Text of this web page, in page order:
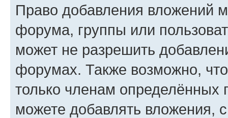
Право добавления вложений
форума, группы или
может не разрешить
форумах. Также возможно,
только членам определённых
можете добавлять вложения,